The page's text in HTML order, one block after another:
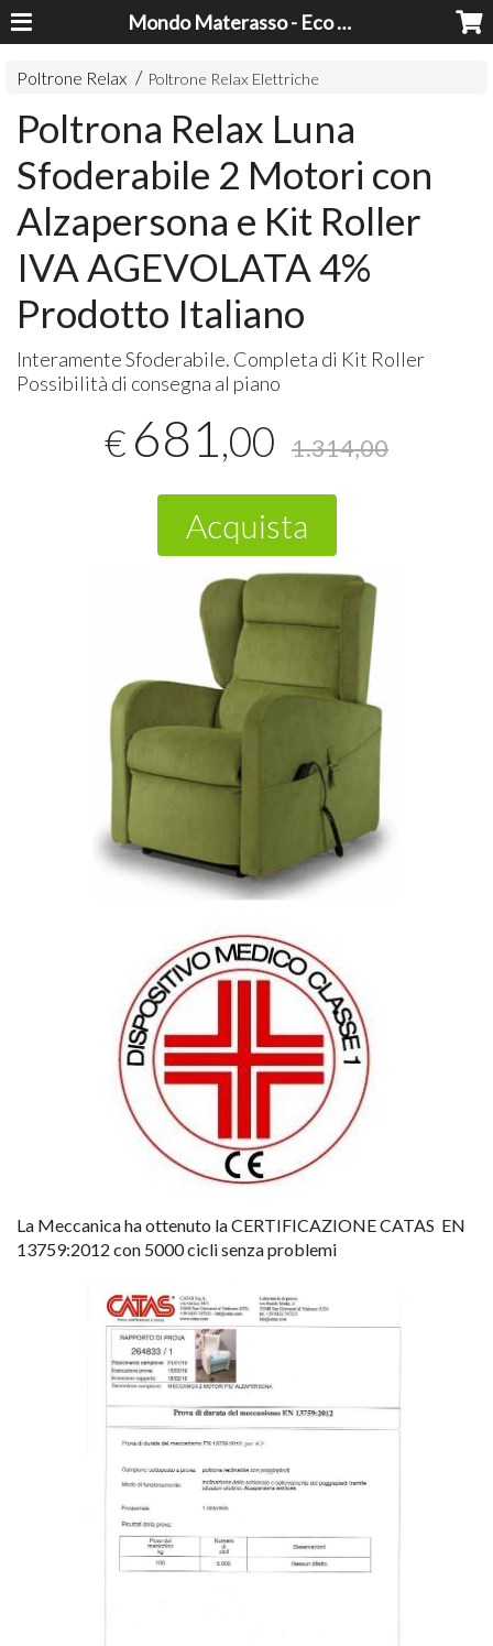
Mondo Materasso - Eco Dreams srl
Poltrone Relax Poltrone Relax Elettriche
Poltrona Relax Luna
Sfoderabile 2 Motori con
Alzapersona e Kit Roller
IVA AGEVOLATA 4%
Prodotto Italiano
Interamente Sfoderabile. Completa di Kit Roller
Possibilità di consegna al piano
€ 681 ,00 1.314,00
Acquista
La Meccanica ha ottenuto la CERTIFICAZIONE CATAS EN
13759:2012 con 5000 cicli senza problemi